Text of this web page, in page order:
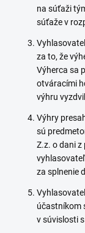
na súťaži
súťaže v
za to, že
Výherca sa
otváracími
výhru
Výhry
sú
Z.z. o dani
za splnenie
účastníkom
v súvislosti